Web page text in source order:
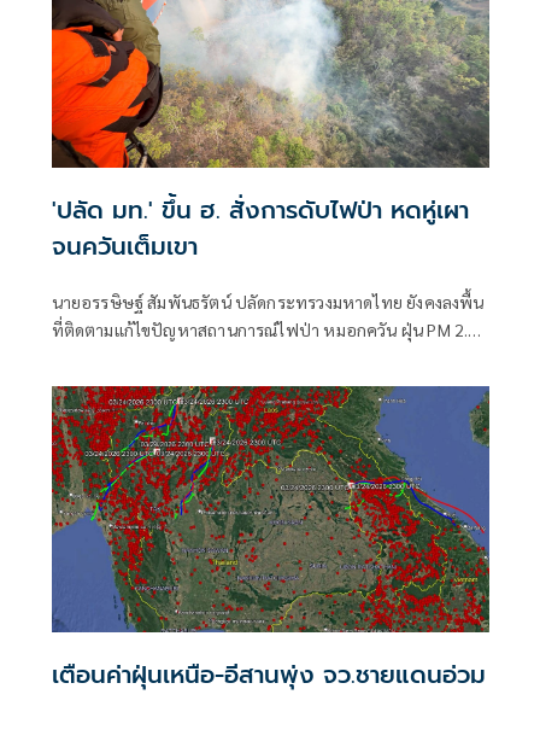
'ปลัด มท.' ขึ้น ฮ. สั่งการดับไฟป่า หดหู่เผา
จนควันเต็มเขา
นายอรรษิษฐ์ สัมพันธรัตน์ ปลัดกระทรวงมหาดไทย ยังคงลงพื้น
ที่ติดตามแก้ไขปัญหาสถานการณ์ไฟป่า หมอกควัน ฝุ่น PM 2.5
เตือนค่าฝุ่นเหนือ-อีสานพุ่ง จว.ชายแดนอ่วม